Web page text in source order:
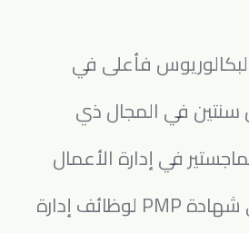
فأعلى في
سنتين في المجال ذي
في إدارة الأعمال
يفضل الحصول على شهادة PMP لوظائف إدارة